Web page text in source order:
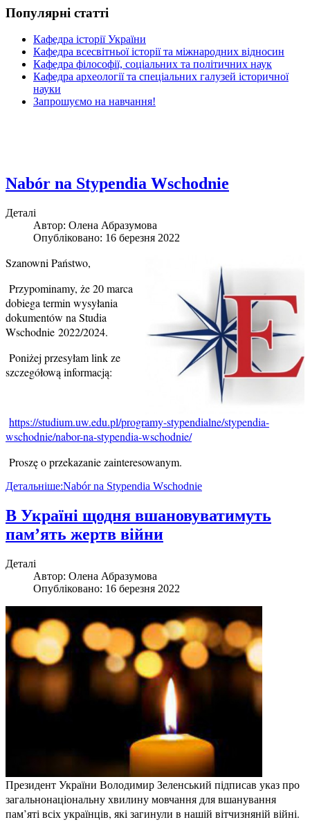
Популярні статті
Кафедра історії України
Кафедра всесвітньої історії та міжнародних відносин
Кафедра філософії, соціальних та політичних наук
Кафедра археології та спеціальних галузей історичної
науки
Запрошуємо на навчання!
Nabór na Stypendia Wschodnie
Деталі
Автор: Олена Абразумова
Опубліковано: 16 березня 2022
Szanowni Państwo,
Przypominamy, że 20 marca
dobiega termin wysyłania
dokumentów na Studia
Wschodnie 2022/2024.
Poniżej przesyłam link ze
szczegółową informacją:
https://studium.uw.edu.pl/programy-stypendialne/stypendia-
wschodnie/nabor-na-stypendia-wschodnie/
Proszę o przekazanie zainteresowanym.
Детальніше:Nabór na Stypendia Wschodnie
В Україні щодня вшановуватимуть
пам’ять жертв війни
Деталі
Автор: Олена Абразумова
Опубліковано: 16 березня 2022
Президент України Володимир Зеленський підписав указ про
загальнонаціональну хвилину мовчання для вшанування
пам’яті всіх українців, які загинули в нашій вітчизняній війні.